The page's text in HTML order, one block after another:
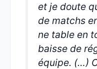
et je doute
de matchs
ne table en
baisse de
équipe. (…)